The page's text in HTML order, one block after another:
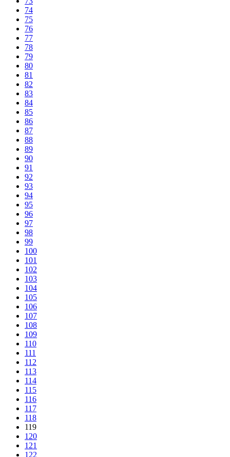
74
75
76
77
78
79
80
81
82
83
84
85
86
87
88
89
90
91
92
93
94
95
96
97
98
99
100
101
102
103
104
105
106
107
108
109
110
111
112
113
114
115
116
117
118
119
120
121
122